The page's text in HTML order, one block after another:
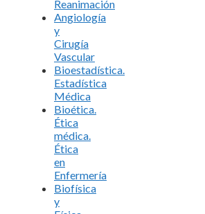
Reanimación
Angiología
y
Cirugía
Vascular
Bioestadística.
Estadística
Médica
Bioética.
Ética
médica.
Ética
en
Enfermería
Biofísica
y